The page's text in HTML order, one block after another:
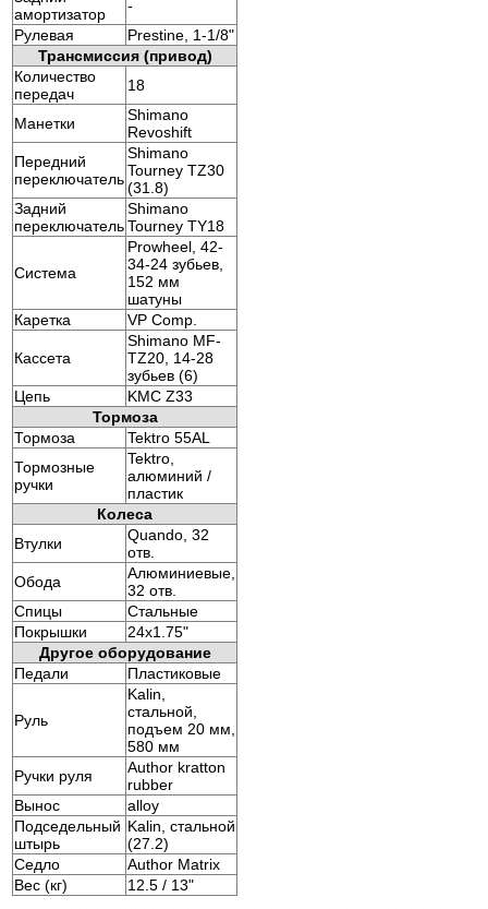
амортизатор
-
Рулевая
Prestine, 1-1/8"
Трансмиссия (привод)
Количество
передач
18
Манетки
Shimano
Revoshift
Передний
переключатель
Shimano
Tourney TZ30
(31.8)
Задний
переключатель
Shimano
Tourney TY18
Система
Prowheel, 42-
34-24 зубьев,
152 мм
шатуны
Каретка
VP Comp.
Кассета
Shimano MF-
TZ20, 14-28
зубьев (6)
Цепь
KMC Z33
Тормоза
Тормоза
Tektro 55AL
Тормозные
ручки
Tektro,
алюминий /
пластик
Колеса
Втулки
Quando, 32
отв.
Обода
Алюминиевые,
32 отв.
Спицы
Стальные
Покрышки
24x1.75"
Другое оборудование
Педали
Пластиковые
Руль
Kalin,
стальной,
подъем 20 мм,
580 мм
Ручки руля
Author kratton
rubber
Вынос
alloy
Подседельный
штырь
Kalin, стальной
(27.2)
Седло
Author Matrix
Вес (кг)
12.5 / 13"